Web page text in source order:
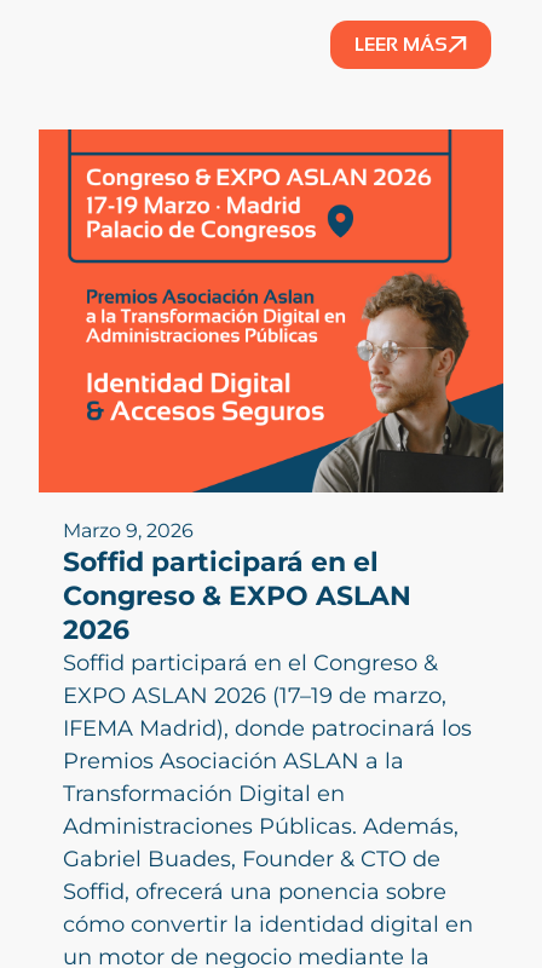
LEER MÁS
Marzo 9, 2026
Soffid participará en el
Congreso & EXPO ASLAN
2026
Soffid participará en el Congreso &
EXPO ASLAN 2026 (17–19 de marzo,
IFEMA Madrid), donde patrocinará los
Premios Asociación ASLAN a la
Transformación Digital en
Administraciones Públicas. Además,
Gabriel Buades, Founder & CTO de
Soffid, ofrecerá una ponencia sobre
cómo convertir la identidad digital en
un motor de negocio mediante la